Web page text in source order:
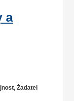
a
Žadatel